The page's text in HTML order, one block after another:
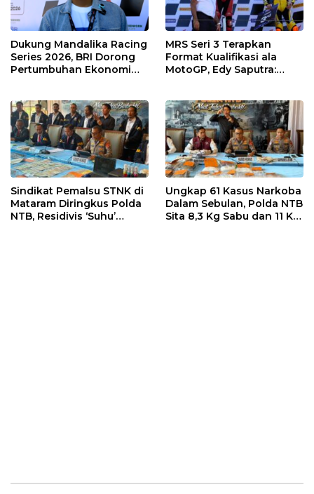
Dukung Mandalika Racing
Series 2026, BRI Dorong
Pertumbuhan Ekonomi
MRS Seri 3 Terapkan
Format Kualifikasi ala
MotoGP, Edy Saputra:
Sindikat Pemalsu STNK di
Mataram Diringkus Polda
NTB, Residivis ‘Suhu’
Ungkap 61 Kasus Narkoba
Dalam Sebulan, Polda NTB
Sita 8,3 Kg Sabu dan 11 Kg